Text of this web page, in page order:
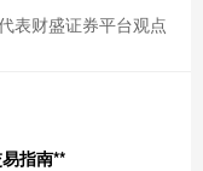
表财盛证券平台观点
指南**